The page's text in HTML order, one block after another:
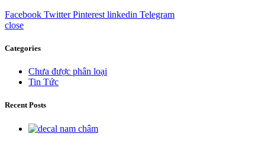
Facebook Twitter Pinterest linkedin Telegram
close
Categories
Chưa được phân loại
Tin Tức
Recent Posts